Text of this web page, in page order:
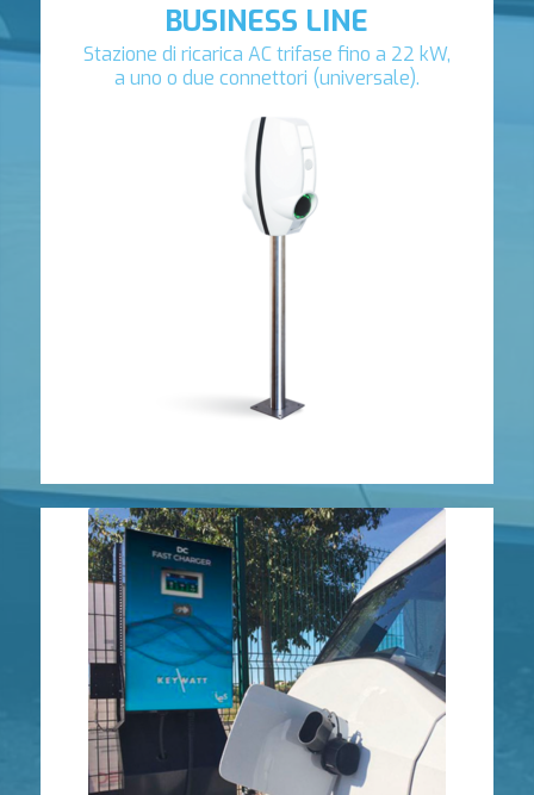
BUSINESS LINE
Stazione di ricarica AC trifase fino a 22 kW,
a uno o due connettori (universale).